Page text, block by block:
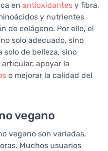
en antioxidantes y fibra,
y nutrientes
de colágeno. Por ello, el
solo adecuado, sino
de belleza, sino
apoyar la
o mejorar la calidad del
vegano
vegano son variadas,
Muchos usuarios